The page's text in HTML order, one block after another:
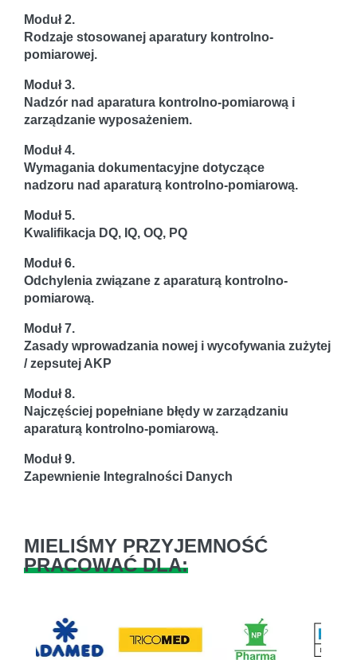
Moduł 2.
Rodzaje stosowanej aparatury kontrolno-
pomiarowej.
Moduł 3.
Nadzór nad aparatura kontrolno-pomiarową i
zarządzanie wyposażeniem.
Moduł 4.
Wymagania dokumentacyjne dotyczące
nadzoru nad aparaturą kontrolno-pomiarową.
Moduł 5.
Kwalifikacja DQ, IQ, OQ, PQ
Moduł 6.
Odchylenia związane z aparaturą kontrolno-
pomiarową.
Moduł 7.
Zasady wprowadzania nowej i wycofywania zużytej
/ zepsutej AKP
Moduł 8.
Najczęściej popełniane błędy w zarządzaniu
aparaturą kontrolno-pomiarową.
Moduł 9.
Zapewnienie Integralności Danych
MIELIŚMY PRZYJEMNOŚĆ
PRACOWAĆ DLA: